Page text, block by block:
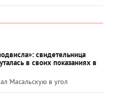
свидетельница
в своих показаниях в
Масальскую в угол